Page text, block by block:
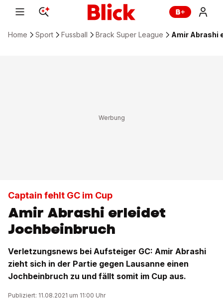
Home Sport Fussball Brack Super League Amir Abrashi
Captain fehlt GC im Cup
Amir Abrashi erleidet
Jochbeinbruch
Verletzungsnews bei Aufsteiger GC: Amir Abrashi
zieht sich in der Partie gegen Lausanne einen
Jochbeinbruch zu und fällt somit im Cup aus.
Publiziert: 11.08.2021 um 11:00 Uhr